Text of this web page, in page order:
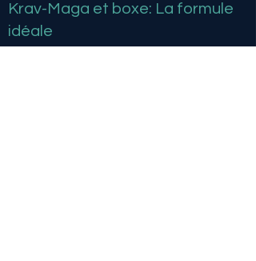
Krav-Maga et boxe: La formule
idéale